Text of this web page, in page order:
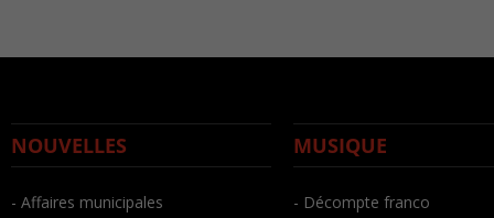
NOUVELLES
- Affaires municipales
MUSIQUE
- Décompte franco